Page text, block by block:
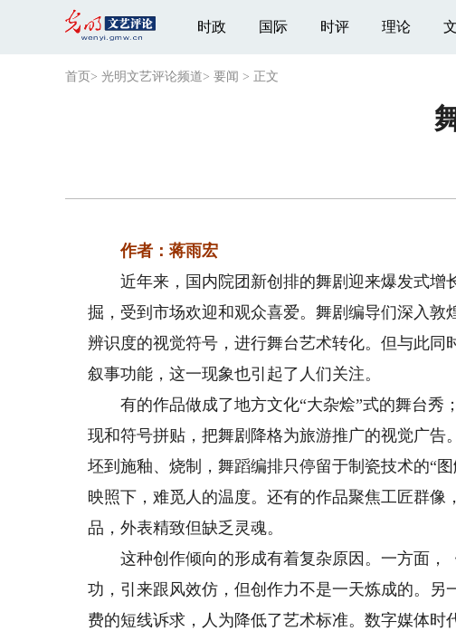
时政 国际 时评 理论
首页 > 光明文艺评论频道> 要闻 > 正文
作者：蒋雨宏
近年来，国内院团新创排的舞剧迎来爆发式增
掘，受到市场欢迎和观众喜爱。舞剧编导们深入
辨识度的视觉符号，进行舞台艺术转化。但与此同
叙事功能，这一现象也引起了人们关注。
有的作品做成了地方文化“大杂烩”式的舞台秀
现和符号拼贴，把舞剧降格为旅游推广的视觉广
坯到施釉、烧制，舞蹈编排只停留于制瓷技术的“
映照下，难觅人的温度。还有的作品聚焦工匠群
品，外表精致但缺乏灵魂。
这种创作倾向的形成有着复杂原因。一方面，
功，引来跟风效仿，但创作力不是一天炼成的。
费的短线诉求，人为降低了艺术标准。数字媒体时